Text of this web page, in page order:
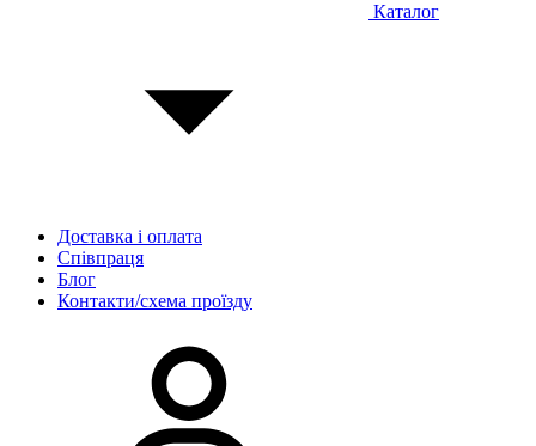
Каталог
Доставка і оплата
Співпраця
Блог
Контакти/схема проїзду